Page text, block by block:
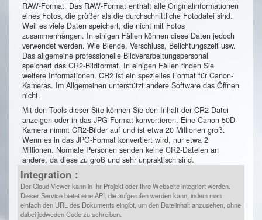
RAW-Format. Das RAW-Format enthält alle Originalinformationen
eines Fotos, die größer als die durchschnittliche Fotodatei sind.
Weil es viele Daten speichert, die nicht mit Fotos
zusammenhängen. In einigen Fällen können diese Daten jedoch
verwendet werden. Wie Blende, Verschluss, Belichtungszeit usw.
Das allgemeine professionelle Bildverarbeitungspersonal
speichert das CR2-Bildformat. In einigen Fällen finden Sie
weitere Informationen. CR2 ist ein spezielles Format für Canon-
Kameras. Im Allgemeinen unterstützt andere Software das Öffnen
nicht.
Mit den Tools dieser Site können Sie den Inhalt der CR2-Datei
anzeigen oder in das JPG-Format konvertieren. Eine Canon 50D-
Kamera nimmt CR2-Bilder auf und ist etwa 20 Millionen groß.
Wenn es in das JPG-Format konvertiert wird, nur etwa 2
Millionen. Normale Personen senden keine CR2-Dateien an
andere, da diese zu groß und sehr unpraktisch sind.
Integration：
Der Cloud-Viewer kann in Ihr Projekt oder Ihre Webseite integriert werden.
Dieser Service bietet eine API, die aufgerufen werden kann, indem man
einfach den URL des Dokuments eingibt, um den Dateiinhalt anzusehen, ohne
dabei jedweden Code zu schreiben.